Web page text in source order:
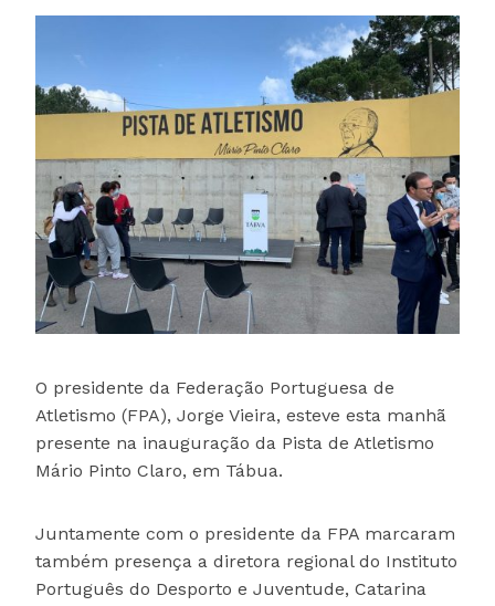
O presidente da Federação Portuguesa de
Atletismo (FPA), Jorge Vieira, esteve esta manhã
presente na inauguração da Pista de Atletismo
Mário Pinto Claro, em Tábua.
Juntamente com o presidente da FPA marcaram
também presença a diretora regional do Instituto
Português do Desporto e Juventude, Catarina